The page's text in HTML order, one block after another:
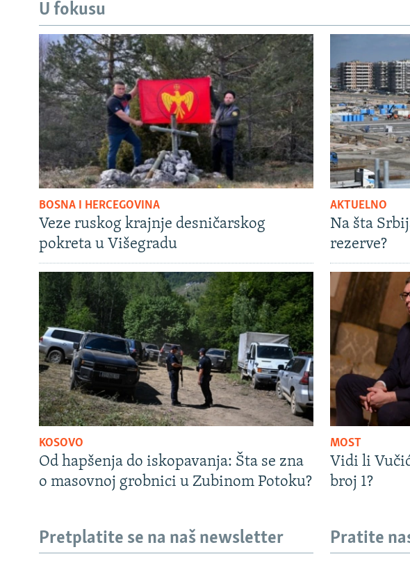
U fokusu
BOSNA I HERCEGOVINA
Veze ruskog krajnje desničarskog
pokreta u Višegradu
AKTUELNO
Na šta
rezerve?
KOSOVO
Od hapšenja do iskopavanja: Šta se zna
o masovnoj grobnici u Zubinom Potoku?
MOST
Vidi li
broj 1?
Pretplatite se na naš newsletter Pratite